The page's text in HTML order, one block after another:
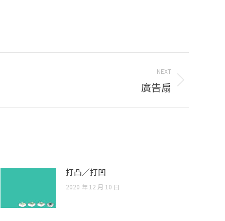
NEXT
廣告扇
打凸／打凹
2020 年 12 月 10 日